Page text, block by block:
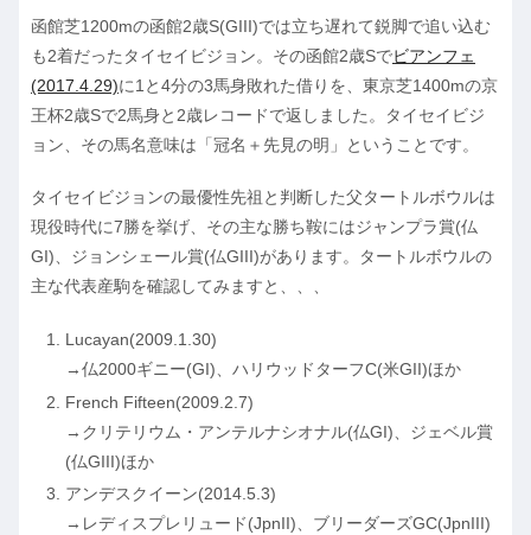
函館芝1200mの函館2歳S(GIII)では立ち遅れて鋭脚で追い込む
も2着だったタイセイビジョン。その函館2歳Sでビアンフェ
(2017.4.29)に1と4分の3馬身敗れた借りを、東京芝1400mの京
王杯2歳Sで2馬身と2歳レコードで返しました。タイセイビジ
ョン、その馬名意味は「冠名＋先見の明」ということです。
タイセイビジョンの最優性先祖と判断した父タートルボウルは
現役時代に7勝を挙げ、その主な勝ち鞍にはジャンプラ賞(仏
GI)、ジョンシェール賞(仏GIII)があります。タートルボウルの
主な代表産駒を確認してみますと、、、
Lucayan(2009.1.30)
→仏2000ギニー(GI)、ハリウッドターフC(米GII)ほか
French Fifteen(2009.2.7)
→クリテリウム・アンテルナシオナル(仏GI)、ジェベル賞
(仏GIII)ほか
アンデスクイーン(2014.5.3)
→レディスプレリュード(JpnII)、ブリーダーズGC(JpnIII)